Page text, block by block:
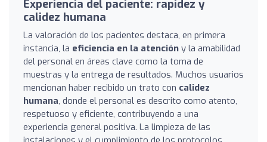
Experiencia del paciente: rapidez y
calidez humana
La valoración de los pacientes destaca, en primera
instancia, la eficiencia en la atención y la amabilidad
del personal en áreas clave como la toma de
muestras y la entrega de resultados. Muchos usuarios
mencionan haber recibido un trato con calidez
humana, donde el personal es descrito como atento,
respetuoso y eficiente, contribuyendo a una
experiencia general positiva. La limpieza de las